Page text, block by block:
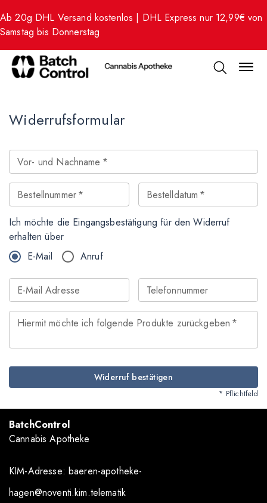
Ab 20g DHL Versand kostenlos | DHL Express nur 12,99€ von
Samstag bis Donnerstag
Widerrufsformular
Vor- und Nachname *
Bestellnummer* Bestelldatum *
Ich möchte die Eingangsbestätigung für den Widerruf
erhalten über
E-Mail
Anruf
E-Mail Adresse Telefonnummer
Hiermit möchte ich folgende Produkte zurückgeben *
Widerruf bestätigen
* Pflichtfeld
BatchControl
Cannabis Apotheke
KIM-Adresse: baeren-apotheke-
hagen@noventi.kim.telematik